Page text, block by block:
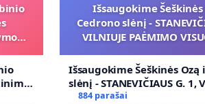
Išsaugokime
Cedrono slėnį -
VILNIUJE PAĖMIMO
PRITAIKYMO VIEŠAJAI
FUNKCIJAI
Išsaugokime Šeškinės Ozą
slėnį - STANEVIČIAUS G. 1,
PAĖMIMO VISUOMENĖS
884 parašai